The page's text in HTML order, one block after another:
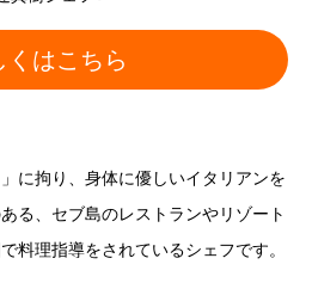
くはこちら
に拘り、身体に優しいイタリアンを
る、セブ島のレストランやリゾート
料理指導をされているシェフです。